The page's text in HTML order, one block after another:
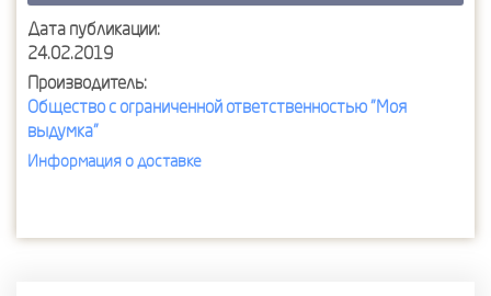
Дата публикации:
24.02.2019
Производитель:
Общество с ограниченной ответственностью "Моя
выдумка"
Информация о доставке